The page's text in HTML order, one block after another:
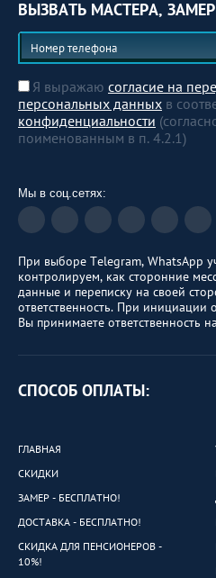
ВЫЗВАТЬ МАСТЕРА,
Я выражаю согласие на
персональных данных в
конфиденциальности
поименованным в п. 4.2.1)
Мы в соц.сетях:
При выборе Telegram, WhatsApp
контролируем, как сторонние
данные и переписку на своей
ответственность. При
Вы принимаете ответственность
СПОСОБ ОПЛАТЫ:
ГЛАВНАЯ
СКИДКИ
ЗАМЕР - БЕСПЛАТНО!
ДОСТАВКА - БЕСПЛАТНО!
СКИДКА ДЛЯ ПЕНСИОНЕРОВ -
10%!